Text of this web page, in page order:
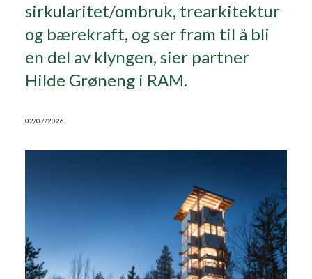
sirkularitet/ombruk, trearkitektur
og bærekraft, og ser fram til å bli
en del av klyngen, sier partner
Hilde Grøneng i RAM.
02/07/2026